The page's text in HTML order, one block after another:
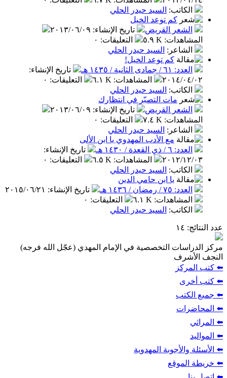
الكاتب: السيد حيدر الحلي
كم توعد الخيل
الشعر القريض
تاريخ الإنشاء: ٢٠١٣/٠٦/٠٩
المشاهدات: ٥.٩ K التعليقات: ٠
الشاعر : السيد حيدر الحلي
كم توعد الخيل!
العدد: ٦١ / جمادى الثانية / ١٤٣٥ هـ
تاريخ الإنشاء:
٢٠١٤/٠٤/٠٢
المشاهدات: ٦.١ K التعليقات: ٠
الكاتب: السيد حيدر الحلي
مات التصبّر في انتظارك
الشعر القريض
تاريخ الإنشاء: ٢٠١٣/٠٦/٠٩
المشاهدات: ٧.٤ K التعليقات: ٠
الشاعر : السيد حيدر الحلي
مع الأدب المهدوي يا ابن الألى
العدد: ٦ / ذي القعدة / ١٤٣٠ هـ
تاريخ الإنشاء:
٢٠١٢/١٢/٠٣
المشاهدات: ٦.٥ K التعليقات: ٠
الكاتب: السيد حيدر الحلي
يا ابن حامي الدين
العدد: ٧٥ / رمضان / ١٤٣٦ هـ
تاريخ الإنشاء: ٢٠١٥/٠٦/٢١
المشاهدات: ٦.١ K التعليقات: ٠
الكاتب: السيد حيدر الحلي
عدد النتائج: ١٤
مركز الدراسات التخصصية في الإمام المهدي (عجّل الله فرجه)
النجف الأشرف
⬅️ كتب المركز
⬅️ كتب أخرى
⬅️ جميع الكتب
⬅️ المحاضرات
⬅️ المراثي
⬅️ المواليد
⬅️ الأسئلة والأجوبة المهدوية
⬅️ خريطة الموقع